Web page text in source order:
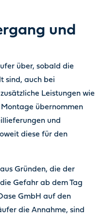
und
über, sobald die
sind, auch bei
Leistungen wie
übernommen
und
diese für den
Gründen, die der
Gefahr ab dem Tag
GmbH auf den
die Annahme, sind